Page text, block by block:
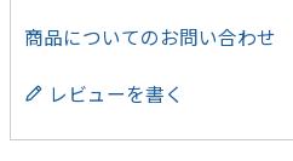
商品についてのお問い合わせ
レビューを書く